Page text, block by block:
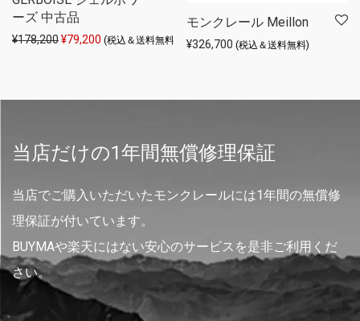
ーズ 中古品
¥178,200元の価格は ¥178,200 でした。
¥79,200 現在の価格は ¥79,200 です。
(税込＆送料無料)
モンクレール Meillon
¥326,700 (税込＆送料無料)
当店だけの1年間無償修理保証
当店でご購入いただいたモンクレールには1年間の無償修
理保証が付いています。
BUYMAや楽天にはない安心のサービスを是非ご利用くだ
さい。